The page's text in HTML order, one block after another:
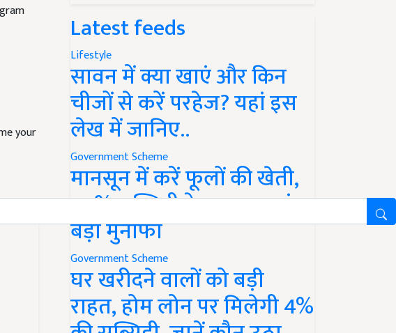
Latest feeds
Lifestyle
सावन में क्या खाएं और किन
चीजों से करें परहेज? यहां इस
लेख में जानिए..
Government Scheme
मानसून में करें फूलों की खेती,
50% सब्सिडी के साथ कमाएं
बड़ा मुनाफा
Government Scheme
घर खरीदने वालों को बड़ी
राहत, होम लोन पर मिलेगी 4%